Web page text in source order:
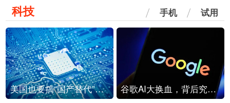
科技 手机 试用
美国也要搞“国产替代”？先算清三笔账 谷歌AI大换血，背后究竟发生了什么？